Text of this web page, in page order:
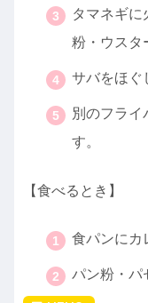
タマネギに
粉・ウスタ
サバをほぐ
別のフライ
す。
【食べるとき】
食パンにカ
パン粉・パ